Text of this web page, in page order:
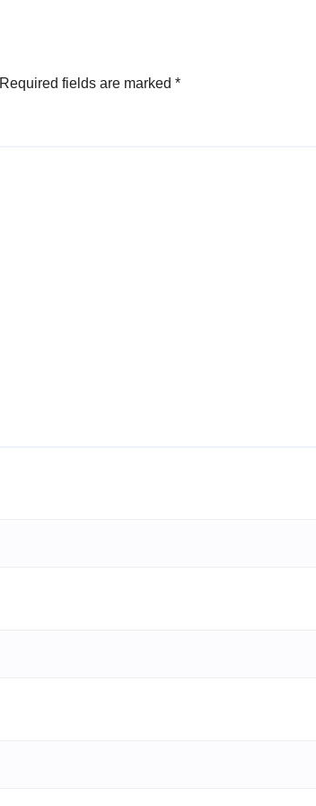
Required fields are marked *